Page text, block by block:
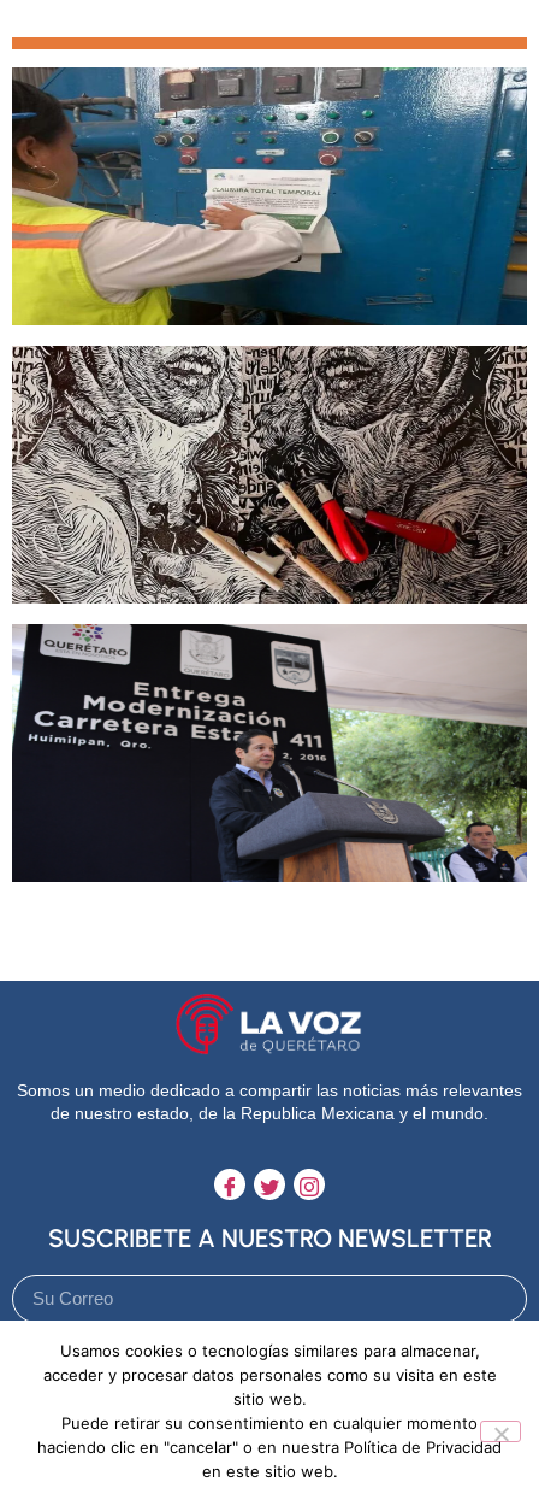
Somos un medio dedicado a compartir las noticias más relevantes
de nuestro estado, de la Republica Mexicana y el mundo.
SUSCRIBETE A NUESTRO NEWSLETTER
Enviar
Aviso de Privacidad Política de Cookies
Usamos cookies o tecnologías similares para almacenar,
acceder y procesar datos personales como su visita en este
sitio web.
Puede retirar su consentimiento en cualquier momento
haciendo clic en "cancelar" o en nuestra Política de Privacidad
en este sitio web.